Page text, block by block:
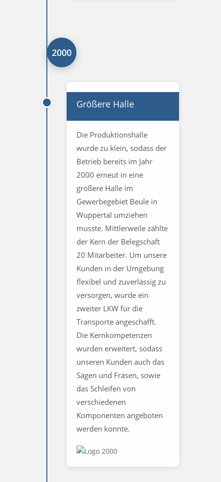
2000
Größere Halle
Die Produktionshalle
wurde zu klein, sodass der
Betrieb bereits im Jahr
2000 erneut in eine
größere Halle im
Gewerbegebiet Beule in
Wuppertal umziehen
musste. Mittlerweile zählte
der Kern der Belegschaft
20 Mitarbeiter. Um unsere
Kunden in der Umgebung
flexibel und zuverlässig zu
versorgen, wurde ein
zweiter LKW für die
Transporte angeschafft.
Die Kernkompetenzen
wurden erweitert, sodass
unseren Kunden auch das
Sägen und Fräsen, sowie
das Schleifen von
verschiedenen
Komponenten angeboten
werden konnte.